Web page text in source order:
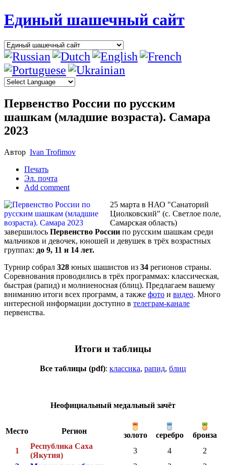
Единый шашечный сайт
Первенство России по русским
шашкам (младшие возраста). Самара
2023
Автор Ivan Trofimov
Печать
Эл. почта
Add comment
25 марта в НАО "Санаторий
Циолковский" (с. Светлое поле,
Самарская область)
завершилось Первенство России по русским шашкам среди
мальчиков и девочек, юношей и девушек в трёх возрастных
группах: до 9, 11 и 14 лет.
Турнир собрал 328 юных шашистов из 34 регионов страны.
Соревнования проводились в трёх программах: классическая,
быстрая (рапид) и молниеносная (блиц). Предлагаем вашему
вниманию итоги всех программ, а также фото и видео. Много
интересной информации доступно в телеграм-канале
первенства.
Итоги и таблицы
Все таблицы (pdf): классика, рапид, блиц
Неофициальный медальный зачёт
Место Регион золото серебро
бронза
1
Республика Саха
(Якутия)
3 4
2